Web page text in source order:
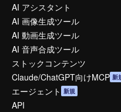
AI アシスタント
AI 画像生成ツール
AI 動画生成ツール
AI 音声合成ツール
ストックコンテンツ
Claude/ChatGPT向けMCP 新
エージェント 新規
API